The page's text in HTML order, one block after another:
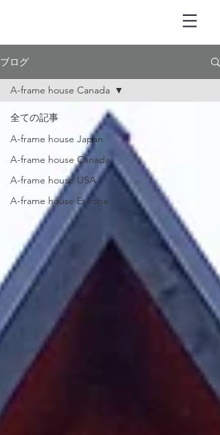
ブログ
全ての記事
A-frame house Japan
A-frame house Canada
A-frame house USA
A-frame house Europa
A-frame house Canada